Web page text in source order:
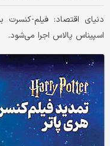
اسپیناس پالاس اجرا می‌شود.